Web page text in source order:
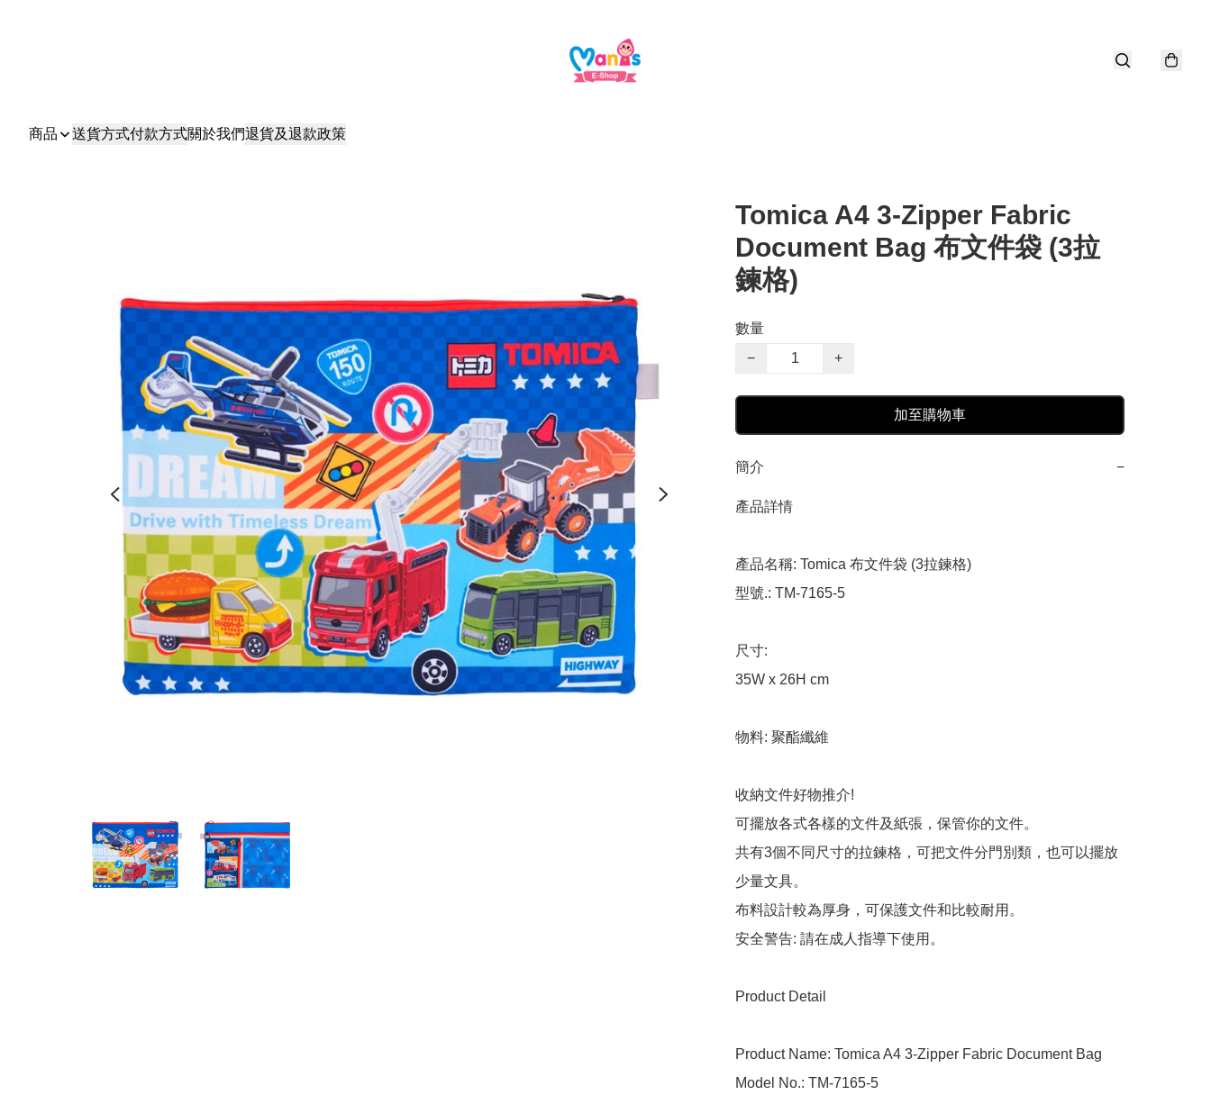
商品 送貨方式付款方式關於我們退貨及退款政策
Tomica A4 3-Zipper Fabric
Document Bag 布文件袋 (3拉
鍊格)
數量
−
+
加至購物車
簡介 −
產品詳情
產品名稱: Tomica 布文件袋 (3拉鍊格)
型號.: TM-7165-5
尺寸:
35W x 26H cm
物料: 聚酯纖維
收納文件好物推介!
可擺放各式各樣的文件及紙張，保管你的文件。
共有3個不同尺寸的拉鍊格，可把文件分門別類，也可以擺放
少量文具。
布料設計較為厚身，可保護文件和比較耐用。
安全警告: 請在成人指導下使用。
Product Detail
Product Name: Tomica A4 3-Zipper Fabric Document Bag
Model No.: TM-7165-5